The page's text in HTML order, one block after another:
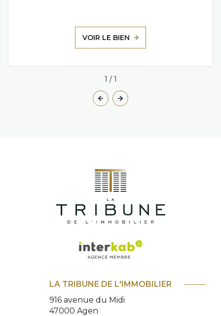
VOIR LE BIEN
1 / 1
LA TRIBUNE DE L'IMMOBILIER
916 avenue du Midi
47000 Agen